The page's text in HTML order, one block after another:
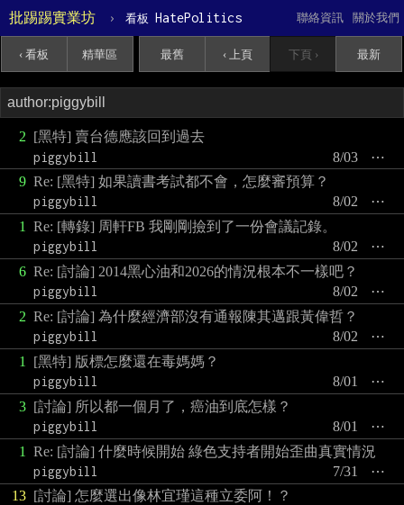
批踢踢實業坊 › 看板 HatePolitics 關於我們
聯絡資訊
‹ 看板 精華區 最舊 ‹ 上頁 下頁 › 最新
2 [黑特] 賣台德應該回到過去
piggybill
⋯
8/03
9 Re: [黑特] 如果讀書考試都不會，怎麼審預算？
piggybill
⋯
8/02
1
Re: [轉錄] 周軒FB 我剛剛撿到了一份會議記錄。
piggybill
⋯
8/02
6 Re: [討論] 2014黑心油和2026的情況根本不一樣吧？
piggybill
⋯
8/02
2 Re: [討論] 為什麼經濟部沒有通報陳其邁跟黃偉哲？
piggybill
⋯
8/02
1
[黑特] 版標怎麼還在毒媽媽？
piggybill
⋯
8/01
3 [討論] 所以都一個月了，癌油到底怎樣？
piggybill
⋯
8/01
1
Re: [討論] 什麼時候開始 綠色支持者開始歪曲真實情況
piggybill
⋯
7/31
13 [討論] 怎麼選出像林宜瑾這種立委阿！？